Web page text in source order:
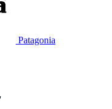
Patagonia